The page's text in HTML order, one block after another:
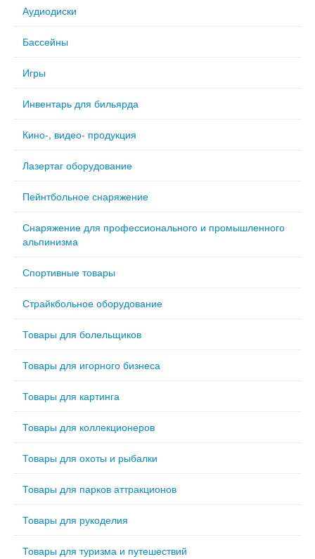
Аудиодиски
Бассейны
Игры
Инвентарь для бильярда
Кино-, видео- продукция
Лазертаг оборудование
Пейнтбольное снаряжение
Снаряжение для профессионального и промышленного
альпинизма
Спортивные товары
Страйкбольное оборудование
Товары для болельщиков
Товары для игорного бизнеса
Товары для картинга
Товары для коллекционеров
Товары для охоты и рыбалки
Товары для парков аттракционов
Товары для рукоделия
Товары для туризма и путешествий